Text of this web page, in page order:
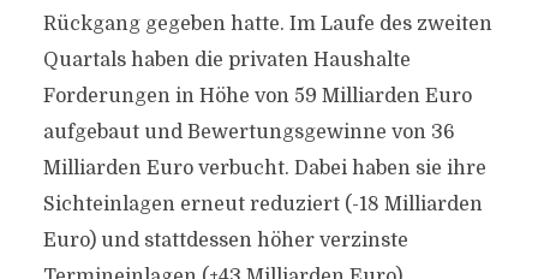
Rückgang gegeben hatte. Im Laufe des zweiten
Quartals haben die privaten Haushalte
Forderungen in Höhe von 59 Milliarden Euro
aufgebaut und Bewertungsgewinne von 36
Milliarden Euro verbucht. Dabei haben sie ihre
Sichteinlagen erneut reduziert (-18 Milliarden
Euro) und stattdessen höher verzinste